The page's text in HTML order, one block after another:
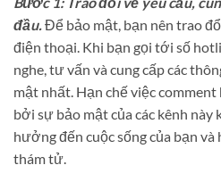
đầu.Để bảo mật, bạn nên trao
điện thoại. Khi bạn gọi tới số
nghe, tư vấn và cung cấp các
mật nhất. Hạn chế việc
bởi sự bảo mật của các kênh này
hưởng đến cuộc sống của bạn và
thám tử.